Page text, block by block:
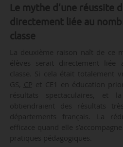
Le mythe d’une réussite
directement liée au
classe
La deuxième raison naît de ce
élèves serait directement liée
classe. Si cela était totalement
GS, CP et CE1 en éducation
résultats spectaculaires, et
obtiendraient des résultats
départements français. La
efficace quand elle
pratiques pédagogiques.